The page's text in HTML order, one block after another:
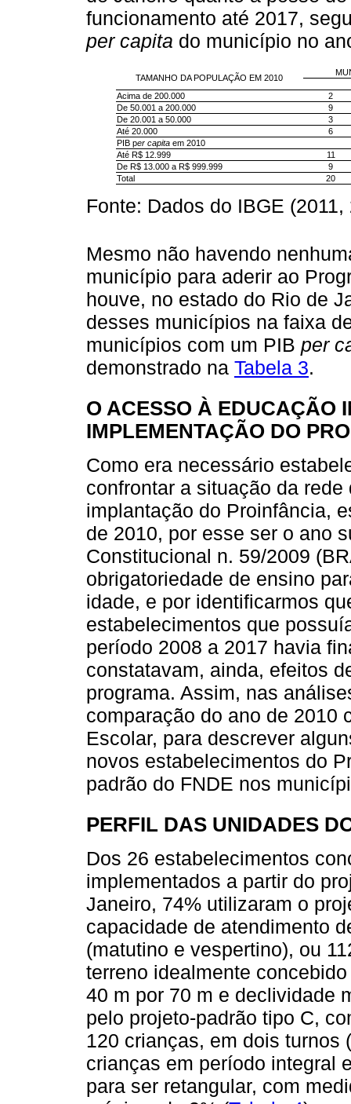
funcionamento até 2017,
per capita do município no
TAMANHO DA POPULAÇÃO EM 2010
Acima de 200.000
2
De 50.001 a 200.000
9
De 20.001 a 50.000
3
Até 20.000
6
PIB per capitaem 2010
Até R$ 12.999
11
De R$ 13.000 a R$ 999.999
9
Total
20
Fonte: Dados do IBGE
Mesmo não havendo
município para aderir ao
houve, no estado do Rio de
desses municípios na faixa
municípios com um PIB per
demonstrado na Tabela 3.
O ACESSO À EDUCAÇÃO
IMPLEMENTAÇÃO DO
Como era necessário
confrontar a situação da
implantação do Proinfância,
de 2010, por esse ser o ano
Constitucional n. 59/2009
obrigatoriedade de ensino
idade, e por identificarmos
estabelecimentos que
período 2008 a 2017 havia
constatavam, ainda, efeitos
programa. Assim, nas
comparação do ano de 2010
Escolar, para descrever
novos estabelecimentos do
padrão do FNDE nos
PERFIL DAS UNIDADES
Dos 26 estabelecimentos
implementados a partir do
Janeiro, 74% utilizaram o
capacidade de atendimento
(matutino e vespertino), ou
terreno idealmente
40 m por 70 m e declividade
pelo projeto-padrão tipo C,
120 crianças, em dois turnos
crianças em período integral
para ser retangular, com